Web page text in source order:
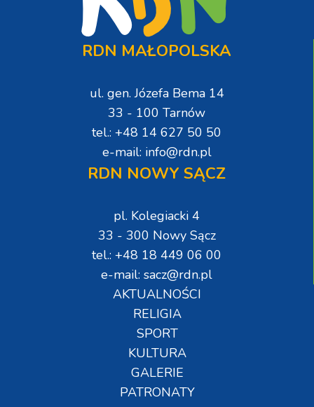
RDN MAŁOPOLSKA
ul. gen. Józefa Bema 14
33 - 100 Tarnów
tel.: +48 14 627 50 50
e-mail: info@rdn.pl
RDN NOWY SĄCZ
pl. Kolegiacki 4
33 - 300 Nowy Sącz
tel.: +48 18 449 06 00
e-mail: sacz@rdn.pl
AKTUALNOŚCI
RELIGIA
SPORT
KULTURA
GALERIE
PATRONATY